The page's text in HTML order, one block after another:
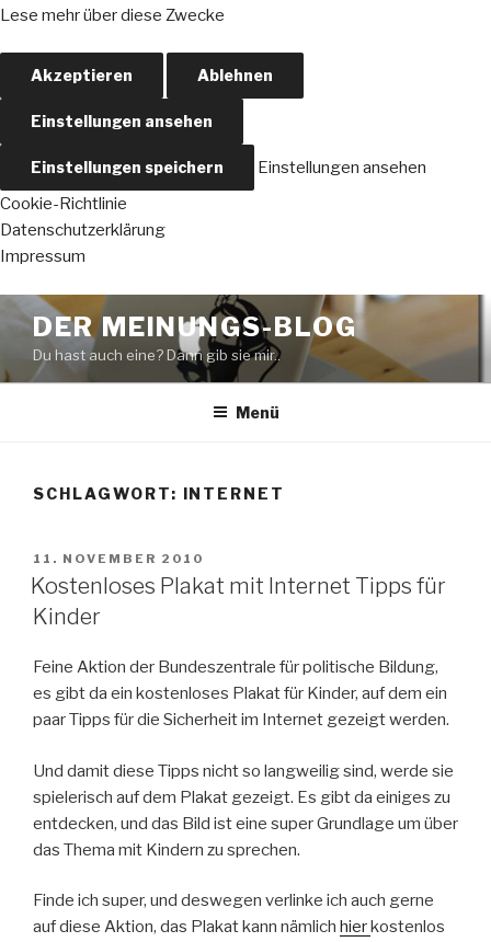
Lese mehr über diese Zwecke
Akzeptieren Ablehnen
Einstellungen ansehen
Einstellungen speichern
Einstellungen ansehen
Cookie-Richtlinie
Datenschutzerklärung
Impressum
Zum
Inhalt
springen
DER MEINUNGS-BLOG
Du hast auch eine? Dann gib sie mir..
Menü
SCHLAGWORT: INTERNET
VERÖFFENTLICHT
AM
11. NOVEMBER 2010
Kostenloses Plakat mit Internet Tipps für
Kinder
Feine Aktion der Bundeszentrale für politische Bildung,
es gibt da ein kostenloses Plakat für Kinder, auf dem ein
paar Tipps für die Sicherheit im Internet gezeigt werden.
Und damit diese Tipps nicht so langweilig sind, werde sie
spielerisch auf dem Plakat gezeigt. Es gibt da einiges zu
entdecken, und das Bild ist eine super Grundlage um über
das Thema mit Kindern zu sprechen.
Finde ich super, und deswegen verlinke ich auch gerne
auf diese Aktion, das Plakat kann nämlich hier kostenlos